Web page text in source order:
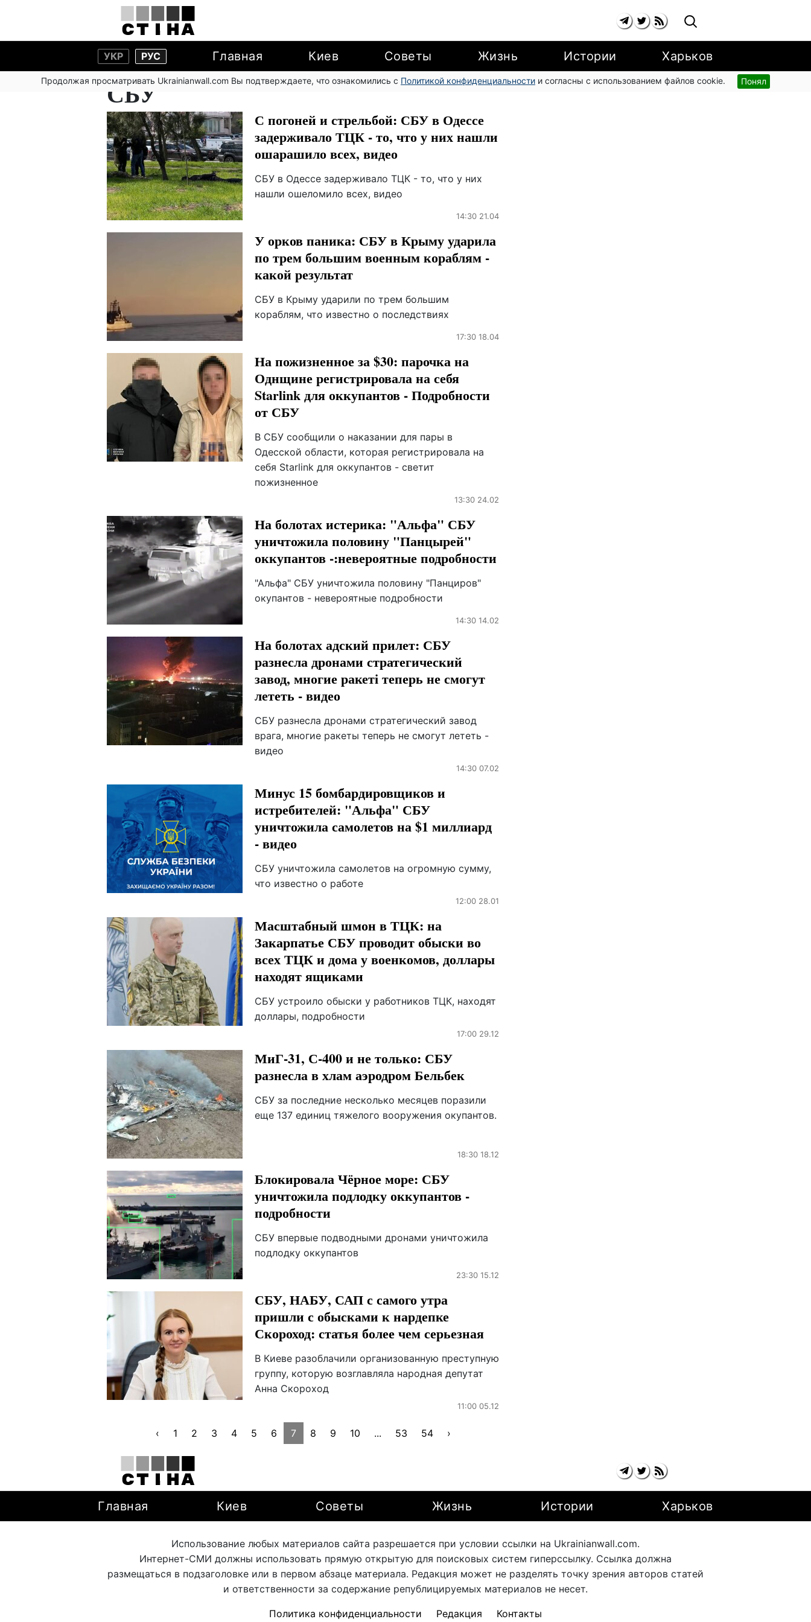
УКР РУС Главная Киев Советы Жизнь Истории Харьков
Продолжая просматривать Ukrainianwall.com Вы подтверждаете, что ознакомились с Политикой конфиденциальности и согласны с использованием файлов cookie. Понял
СБУ
С погоней и стрельбой: СБУ в Одессе
задерживало ТЦК - то, что у них нашли
ошарашило всех, видео
СБУ в Одессе задерживало ТЦК - то, что у них
нашли ошеломило всех, видео
14:30 21.04
У орков паника: СБУ в Крыму ударила
по трем большим военным кораблям -
какой результат
СБУ в Крыму ударили по трем большим
кораблям, что известно о последствиях
17:30 18.04
На пожизненное за $30: парочка на
Однщине регистрировала на себя
Starlink для оккупантов - Подробности
от СБУ
В СБУ сообщили о наказании для пары в
Одесской области, которая регистрировала на
себя Starlink для оккупантов - светит
пожизненное
13:30 24.02
На болотах истерика: "Альфа" СБУ
уничтожила половину "Панцырей"
оккупантов -:невероятные подробности
"Альфа" СБУ уничтожила половину "Панциров"
окупантов - невероятные подробности
14:30 14.02
На болотах адский прилет: СБУ
разнесла дронами стратегический
завод, многие ракеті теперь не смогут
лететь - видео
СБУ разнесла дронами стратегический завод
врага, многие ракеты теперь не смогут лететь -
видео
14:30 07.02
Минус 15 бомбардировщиков и
истребителей: "Альфа" СБУ
уничтожила самолетов на $1 миллиард
- видео
СБУ уничтожила самолетов на огромную сумму,
что известно о работе
12:00 28.01
Масштабный шмон в ТЦК: на
Закарпатье СБУ проводит обыски во
всех ТЦК и дома у военкомов, доллары
находят ящиками
СБУ устроило обыски у работников ТЦК, находят
доллары, подробности
17:00 29.12
МиГ-31, С-400 и не только: СБУ
разнесла в хлам аэродром Бельбек
СБУ за последние несколько месяцев поразили
еще 137 единиц тяжелого вооружения окупантов.
18:30 18.12
Блокировала Чёрное море: СБУ
уничтожила подлодку оккупантов -
подробности
СБУ впервые подводными дронами уничтожила
подлодку оккупантов
23:30 15.12
СБУ, НАБУ, САП с самого утра
пришли с обысками к нардепке
Скороход: статья более чем серьезная
В Киеве разоблачили организованную преступную
группу, которую возглавляла народная депутат
Анна Скороход
11:00 05.12
‹ 1 2 3 4 5 6 7 8 9 10 ... 53 54 ›
Главная Киев Советы Жизнь Истории Харьков
Использование любых материалов сайта разрешается при условии ссылки на Ukrainianwall.com.
Интернет-СМИ должны использовать прямую открытую для поисковых систем гиперссылку. Ссылка должна
размещаться в подзаголовке или в первом абзаце материала. Редакция может не разделять точку зрения авторов статей
и ответственности за содержание републицируемых материалов не несет.
Политика конфиденциальности Редакция Контакты